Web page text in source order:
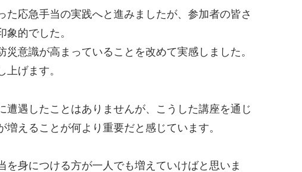
応急手当の実践へと進みましたが、参加者の皆さ
的でした。
意識が高まっていることを改めて実感しました。
げます。
遇したことはありませんが、こうした講座を通じ
えることが何より重要だと感じています。
身につける方が一人でも増えていけばと思いま